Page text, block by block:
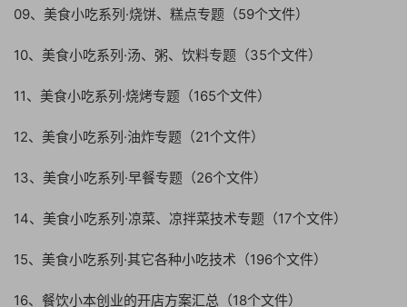
09、美食小吃系列·烧饼、糕点专题（59个文件）
10、美食小吃系列·汤、粥、饮料专题（35个文件）
11、美食小吃系列·烧烤专题（165个文件）
12、美食小吃系列·油炸专题（21个文件）
13、美食小吃系列·早餐专题（26个文件）
14、美食小吃系列·凉菜、凉拌菜技术专题（17个文件）
15、美食小吃系列·其它各种小吃技术（196个文件）
16、餐饮小本创业的开店方案汇总（18个文件）